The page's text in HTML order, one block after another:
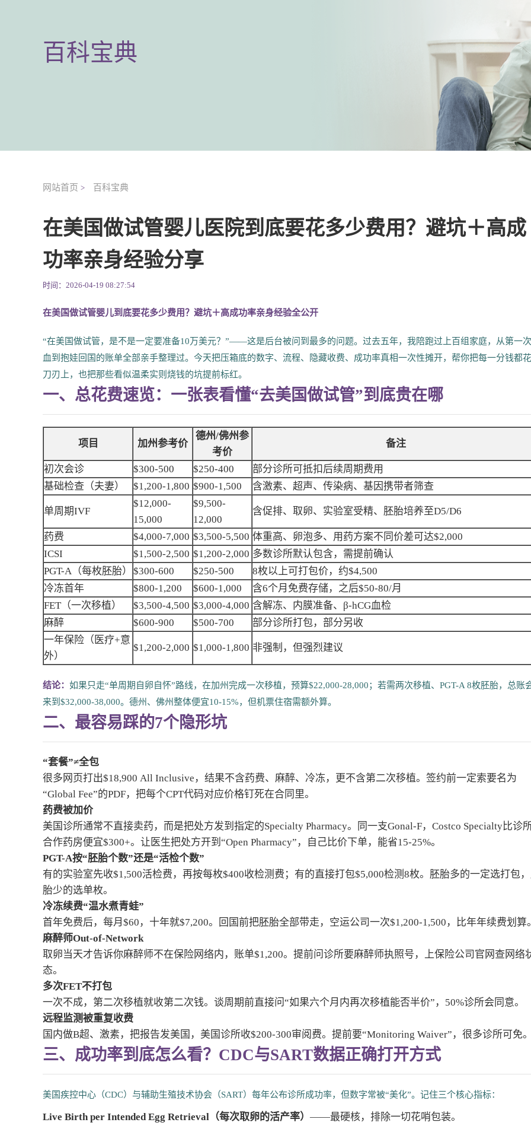
百科宝典
网站首页 > 百科宝典
在美国做试管婴儿医院到底要花多少费用？避坑＋高成
功率亲身经验分享
时间：2026-04-19 08:27:54
在美国做试管婴儿到底要花多少费用？避坑＋高成功率亲身经验全公开
“在美国做试管，是不是一定要准备10万美元？”——这是后台被问到最多的问题。过去五年，我陪跑过上百组家庭，从第一
血到抱娃回国的账单全部亲手整理过。今天把压箱底的数字、流程、隐藏收费、成功率真相一次性摊开，帮你把每一分钱都
刀刃上，也把那些看似温柔实则烧钱的坑提前标红。
一、总花费速览：一张表看懂“去美国做试管”到底贵在哪
项目 加州参考价
德州/佛州参
考价
备注
初次会诊 $300-500 $250-400
部分诊所可抵扣后续周期费用
基础检查（夫妻）
$1,200-1,800 $900-1,500 含激素、超声、传染病、基因携带者筛查
单周期IVF
$12,000-
15,000
$9,500-
12,000
含促排、取卵、实验室受精、胚胎培养至D5/D6
药费 $4,000-7,000 $3,500-5,500 体重高、卵泡多、用药方案不同价差可达$2,000
ICSI
$1,500-2,500 $1,200-2,000 多数诊所默认包含，需提前确认
PGT-A（每枚胚胎）
$300-600 $250-500
8枚以上可打包价，约$4,500
冷冻首年
$800-1,200 $600-1,000
含6个月免费存储，之后$50-80/月
FET（一次移植）
$3,500-4,500 $3,000-4,000 含解冻、内膜准备、β-hCG血检
麻醉
$600-900 $500-700
部分诊所打包，部分另收
一年保险（医疗+意
外）
$1,200-2,000 $1,000-1,800 非强制，但强烈建议
结论： 如果只走“单周期自卵自怀”路线，在加州完成一次移植，预算$22,000-28,000；若需两次移植、PGT-A 8枚胚胎，总账
来到$32,000-38,000。德州、佛州整体便宜10-15%，但机票住宿需额外算。
二、最容易踩的7个隐形坑
“套餐”≠全包
很多网页打出$18,900 All Inclusive，结果不含药费、麻醉、冷冻，更不含第二次移植。签约前一定索要名为
“Global Fee”的PDF，把每个CPT代码对应价格钉死在合同里。
药费被加价
美国诊所通常不直接卖药，而是把处方发到指定的Specialty Pharmacy。同一支Gonal-F，Costco Specialty比诊
合作药房便宜$300+。让医生把处方开到“Open Pharmacy”，自己比价下单，能省15-25%。
PGT-A按“胚胎个数”还是“活检个数”
有的实验室先收$1,500活检费，再按每枚$400收检测费；有的直接打包$5,000检测8枚。胚胎多的一定选打包
胎少的选单枚。
冷冻续费“温水煮青蛙”
首年免费后，每月$60，十年就$7,200。回国前把胚胎全部带走，空运公司一次$1,200-1,500，比年年续费划算
麻醉师Out-of-Network
取卵当天才告诉你麻醉师不在保险网络内，账单$1,200。提前问诊所要麻醉师执照号，上保险公司官网查网络
态。
多次FET不打包
一次不成，第二次移植就收第二次钱。谈周期前直接问“如果六个月内再次移植能否半价”，50%诊所会同意。
远程监测被重复收费
国内做B超、激素，把报告发美国，美国诊所收$200-300审阅费。提前要“Monitoring Waiver”，很多诊所可免
三、成功率到底怎么看？CDC与SART数据正确打开方式
美国疾控中心（CDC）与辅助生殖技术协会（SART）每年公布诊所成功率，但数字常被“美化”。记住三个核心指标：
Live Birth per Intended Egg Retrieval（每次取卵的活产率） ——最硬核，排除一切花哨包装。